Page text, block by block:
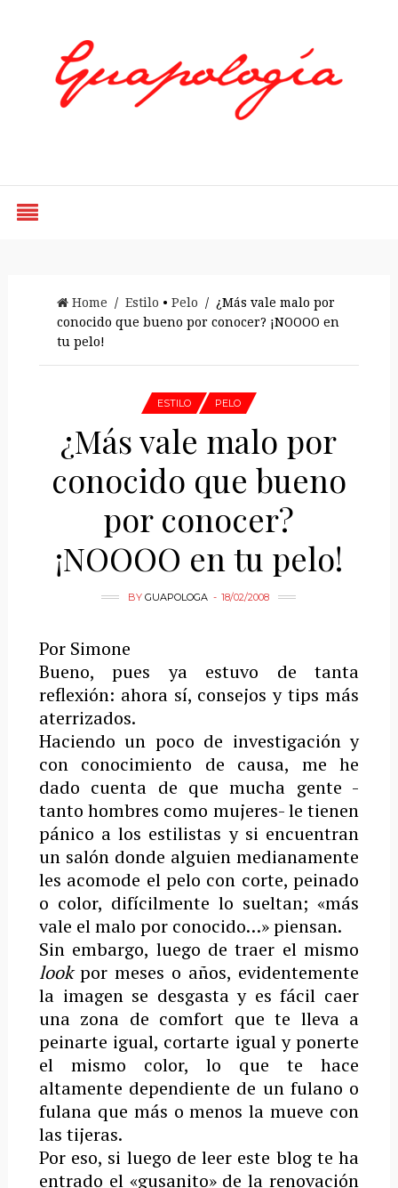
Home / Estilo • Pelo / ¿Más vale malo por
conocido que bueno por conocer? ¡NOOOO en
tu pelo!
ESTILO PELO
¿Más vale malo por
conocido que bueno
por conocer?
¡NOOOO en tu pelo!
BYGUAPOLOGA 18/02/2008
Por Simone
Bueno, pues ya estuvo de tanta
reflexión: ahora sí, consejos y tips más
aterrizados.
Haciendo un poco de investigación y
con conocimiento de causa, me he
dado cuenta de que mucha gente -
tanto hombres como mujeres- le tienen
pánico a los estilistas y si encuentran
un salón donde alguien medianamente
les acomode el pelo con corte, peinado
o color, difícilmente lo sueltan; «más
vale el malo por conocido…» piensan.
Sin embargo, luego de traer el mismo
lookpor meses o años, evidentemente
la imagen se desgasta y es fácil caer
una zona de comfort que te lleva a
peinarte igual, cortarte igual y ponerte
el mismo color, lo que te hace
altamente dependiente de un fulano o
fulana que más o menos la mueve con
las tijeras.
Por eso, si luego de leer este blog te ha
entrado el «gusanito» de la renovación